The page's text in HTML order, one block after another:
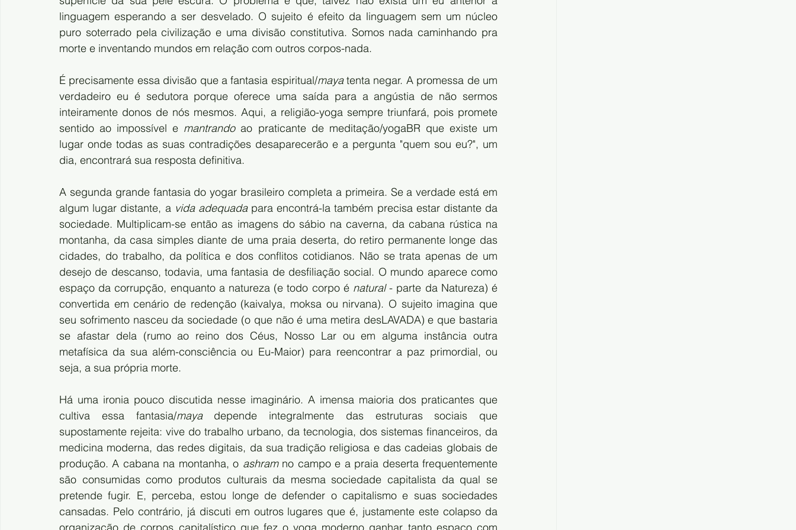
linguagem esperando a ser desvelado. O sujeito é efeito da linguagem sem um núcleo
puro soterrado pela civilização e uma divisão constitutiva. Somos nada caminhando pra
morte e inventando mundos em relação com outros corpos-nada.
É precisamente essa divisão que a fantasia espiritual/maya tenta negar. A promessa de um
verdadeiro eu é sedutora porque oferece uma saída para a angústia de não sermos
inteiramente donos de nós mesmos. Aqui, a religião-yoga sempre triunfará, pois promete
sentido ao impossível e mantrando ao praticante de meditação/yogaBR que existe um
lugar onde todas as suas contradições desaparecerão e a pergunta "quem sou eu?", um
dia, encontrará sua resposta definitiva.
A segunda grande fantasia do yogar brasileiro completa a primeira. Se a verdade está em
algum lugar distante, a vida adequada para encontrá-la também precisa estar distante da
sociedade. Multiplicam-se então as imagens do sábio na caverna, da cabana rústica na
montanha, da casa simples diante de uma praia deserta, do retiro permanente longe das
cidades, do trabalho, da política e dos conflitos cotidianos. Não se trata apenas de um
desejo de descanso, todavia, uma fantasia de desfiliação social. O mundo aparece como
espaço da corrupção, enquanto a natureza (e todo corpo é natural - parte da Natureza) é
convertida em cenário de redenção (kaivalya, moksa ou nirvana). O sujeito imagina que
seu sofrimento nasceu da sociedade (o que não é uma metira desLAVADA) e que bastaria
se afastar dela (rumo ao reino dos Céus, Nosso Lar ou em alguma instância outra
metafísica da sua além-consciência ou Eu-Maior) para reencontrar a paz primordial, ou
seja, a sua própria morte.
Há uma ironia pouco discutida nesse imaginário. A imensa maioria dos praticantes que
cultiva essa fantasia/maya depende integralmente das estruturas sociais que
supostamente rejeita: vive do trabalho urbano, da tecnologia, dos sistemas financeiros, da
medicina moderna, das redes digitais, da sua tradição religiosa e das cadeias globais de
produção. A cabana na montanha, o ashram no campo e a praia deserta frequentemente
são consumidas como produtos culturais da mesma sociedade capitalista da qual se
pretende fugir. E, perceba, estou longe de defender o capitalismo e suas sociedades
cansadas. Pelo contrário, já discuti em outros lugares que é, justamente este colapso da